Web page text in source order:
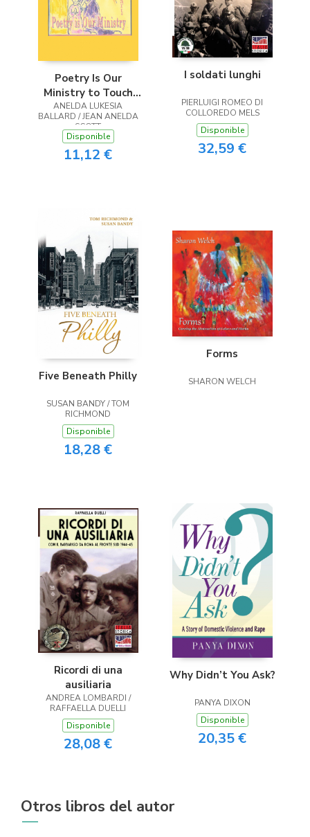
Poetry Is Our
Ministry to Touch
the Heart
ANELDA LUKESIA
BALLARD / JEAN ANELDA
SCOTT
Disponible
11,12 €
I soldati lunghi
PIERLUIGI ROMEO DI
COLLOREDO MELS
Disponible
32,59 €
Five Beneath Philly
SUSAN BANDY / TOM
RICHMOND
Disponible
18,28 €
Forms
SHARON WELCH
Ricordi di una
ausiliaria
ANDREA LOMBARDI /
RAFFAELLA DUELLI
Disponible
28,08 €
Why Didn’t You Ask?
PANYA DIXON
Disponible
20,35 €
Otros libros del autor